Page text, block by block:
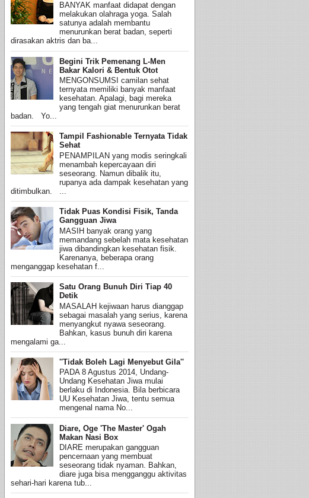
BANYAK manfaat didapat dengan
melakukan olahraga yoga. Salah
satunya adalah membantu
menurunkan berat badan, seperti
dirasakan aktris dan ba...
Begini Trik Pemenang L-Men
Bakar Kalori & Bentuk Otot
MENGONSUMSI camilan sehat
ternyata memiliki banyak manfaat
kesehatan. Apalagi, bagi mereka
yang tengah giat menurunkan berat
badan. Yo...
Tampil Fashionable Ternyata Tidak
Sehat
PENAMPILAN yang modis seringkali
menambah kepercayaan diri
seseorang. Namun dibalik itu,
rupanya ada dampak kesehatan yang
ditimbulkan. ...
Tidak Puas Kondisi Fisik, Tanda
Gangguan Jiwa
MASIH banyak orang yang
memandang sebelah mata kesehatan
jiwa dibandingkan kesehatan fisik.
Karenanya, beberapa orang
menganggap kesehatan f...
Satu Orang Bunuh Diri Tiap 40
Detik
MASALAH kejiwaan harus dianggap
sebagai masalah yang serius, karena
menyangkut nyawa seseorang.
Bahkan, kasus bunuh diri karena
mengalami ga...
''Tidak Boleh Lagi Menyebut Gila''
PADA 8 Agustus 2014, Undang-
Undang Kesehatan Jiwa mulai
berlaku di Indonesia. Bila berbicara
UU Kesehatan Jiwa, tentu semua
mengenal nama No...
Diare, Oge 'The Master' Ogah
Makan Nasi Box
DIARE merupakan gangguan
pencernaan yang membuat
seseorang tidak nyaman. Bahkan,
diare juga bisa mengganggu aktivitas
sehari-hari karena tub...